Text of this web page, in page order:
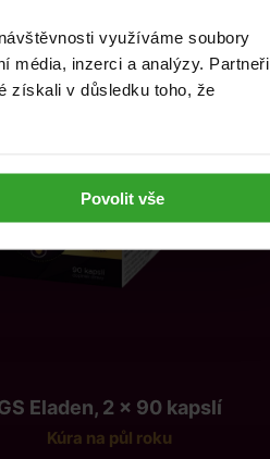
využíváme soubory
média, inzerci a analýzy. Partneři
získali v důsledku toho, že
Povolit vše
Eladen, 2 x 90 kapslí
Kúra na půl roku